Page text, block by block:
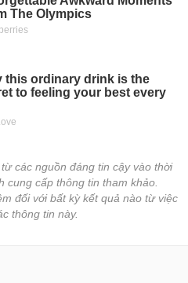
các nguồn đáng tin cậy vào thời
cung cấp thông tin tham khảo.
đối với bất kỳ kết quả nào từ việc
thông tin này.